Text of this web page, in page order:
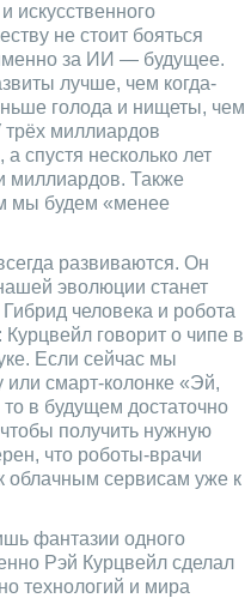
искусственного
не стоит бояться
за ИИ — будущее.
лучше, чем когда-
голода и нищеты, чем
трёх миллиардов
спустя несколько лет
миллиардов. Также
мы будем «менее
развиваются. Он
эволюции станет
человека и робота
говорит о чипе в
Если сейчас мы
смарт-колонке «Эй,
в будущем достаточно
получить нужную
что роботы-врачи
облачным сервисам уже к
фантазии одного
Рэй Курцвейл сделал
технологий и мира